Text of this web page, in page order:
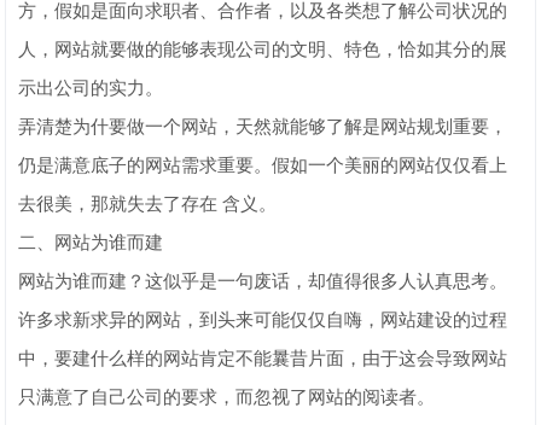
方，假如是面向求职者、合作者，以及各类想了解公司状况的
人，网站就要做的能够表现公司的文明、特色，恰如其分的展
示出公司的实力。
弄清楚为什要做一个网站，天然就能够了解是网站规划重要，
仍是满意底子的网站需求重要。假如一个美丽的网站仅仅看上
去很美，那就失去了存在 含义。
二、网站为谁而建
网站为谁而建？这似乎是一句废话，却值得很多人认真思考。
许多求新求异的网站，到头来可能仅仅自嗨，网站建设的过程
中，要建什么样的网站肯定不能曩昔片面，由于这会导致网站
只满意了自己公司的要求，而忽视了网站的阅读者。